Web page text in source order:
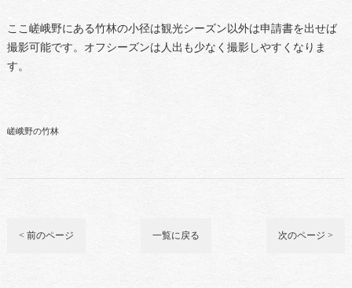
ここ嵯峨野にある竹林の小径は観光シーズン以外は申請書を出せば
撮影可能です。オフシーズンは人出も少なく撮影しやすくなりま
す。
嵯峨野の竹林
< 前のページ 一覧に戻る 次のページ >